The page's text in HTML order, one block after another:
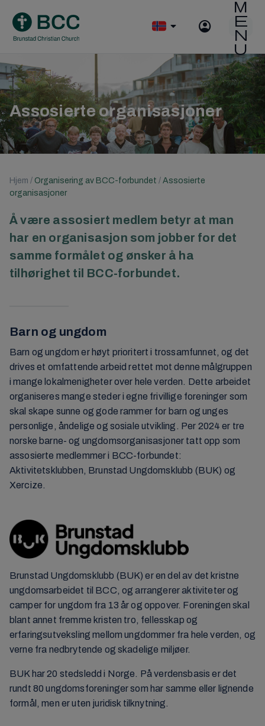
content
O
p
e
n
m
o
b
i
l
e
m
Assosierte organisasjoner
Hjem / Organisering av BCC-forbundet / Assosierte
organisasjoner
Å være assosiert medlem betyr at man
har en organisasjon som jobber for det
samme formålet og ønsker å ha
tilhørighet til BCC-forbundet.
Barn og ungdom
Barn og ungdom er høyt prioritert i trossamfunnet, og det
drives et omfattende arbeid rettet mot denne målgruppen
i mange lokalmenigheter over hele verden. Dette arbeidet
organiseres mange steder i egne frivillige foreninger som
skal skape sunne og gode rammer for barn og unges
personlige, åndelige og sosiale utvikling. Per 2024 er tre
norske barne- og ungdomsorganisasjoner tatt opp som
assosierte medlemmer i BCC-forbundet:
Aktivitetsklubben, Brunstad Ungdomsklubb (BUK) og
Xercize.
Brunstad Ungdomsklubb (BUK) er en del av det kristne
ungdomsarbeidet til BCC, og arrangerer aktiviteter og
camper for ungdom fra 13 år og oppover. Foreningen skal
blant annet fremme kristen tro, fellesskap og
erfaringsutveksling mellom ungdommer fra hele verden, og
verne fra nedbrytende og skadelige miljøer.
BUK har 20 stedsledd i Norge. På verdensbasis er det
rundt 80 ungdomsforeninger som har samme eller lignende
formål, men er uten juridisk tilknytning.